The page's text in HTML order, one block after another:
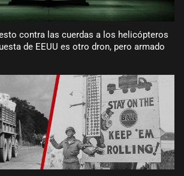
contra las cuerdas a los helicópteros
de EEUU es otro dron, pero armado